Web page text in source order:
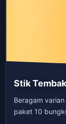
Stik
Beragam
paket 10